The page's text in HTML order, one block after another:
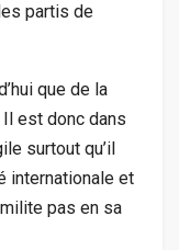
partis de
que de la
est donc dans
surtout qu’il
internationale et
pas en sa